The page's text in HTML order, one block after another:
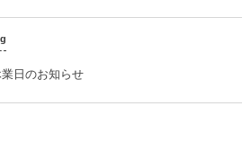
日のお知らせ